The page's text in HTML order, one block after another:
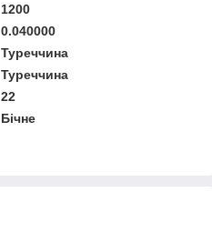
1200
0.040000
Туреччина
Туреччина
22
Бічне